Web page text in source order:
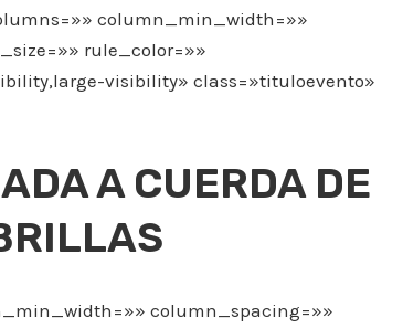
column_min_width=»»
rule_color=»»
visibility» class=»tituloevento»
A CUERDA DE
column_spacing=»»